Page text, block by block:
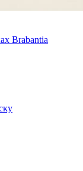
Brabantia